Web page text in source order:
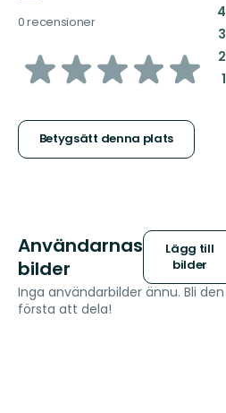
0 recensioner
av
stjärnor
Betygsätt denna plats
4:
3:
2:
1:
Användarnas
bilder
Lägg till
bilder
Inga användarbilder ännu. Bli den
första att dela!